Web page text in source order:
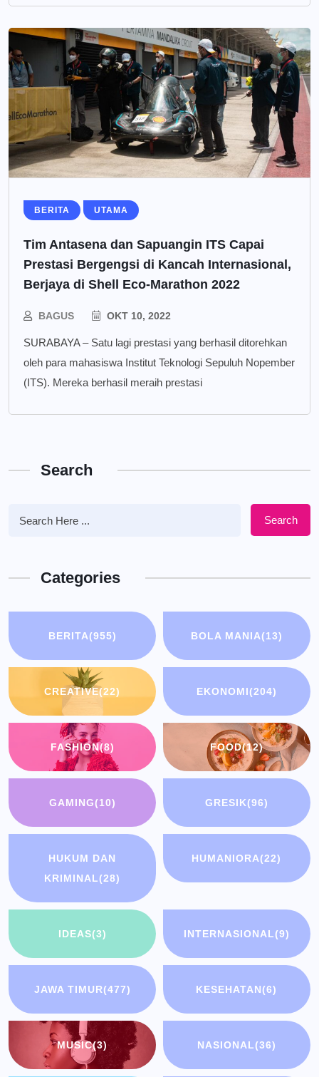
BERITA UTAMA
Tim Antasena dan Sapuangin ITS Capai
Prestasi Bergengsi di Kancah Internasional,
Berjaya di Shell Eco-Marathon 2022
BAGUS OKT 10, 2022
SURABAYA – Satu lagi prestasi yang berhasil ditorehkan
oleh para mahasiswa Institut Teknologi Sepuluh Nopember
(ITS). Mereka berhasil meraih prestasi
Search
Search
Categories
BERITA(955) BOLA MANIA(13)
CREATIVE(22) EKONOMI(204)
FASHION(8) FOOD(12)
GAMING(10) GRESIK(96)
HUKUM DAN
KRIMINAL(28)
HUMANIORA(22)
IDEAS(3) INTERNASIONAL(9)
JAWA TIMUR(477) KESEHATAN(6)
MUSIC(3) NASIONAL(36)